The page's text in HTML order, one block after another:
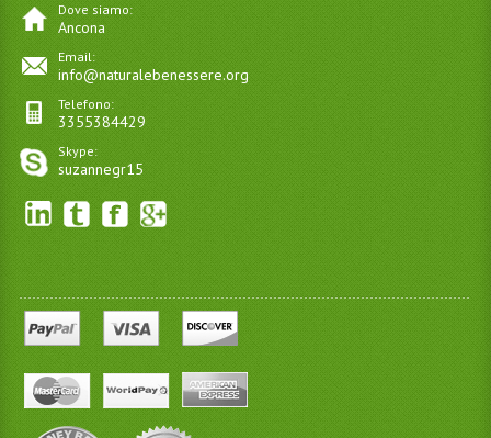
Dove siamo:
Ancona
Email:
info@naturalebenessere.org
Telefono:
3355384429
Skype:
suzannegr15